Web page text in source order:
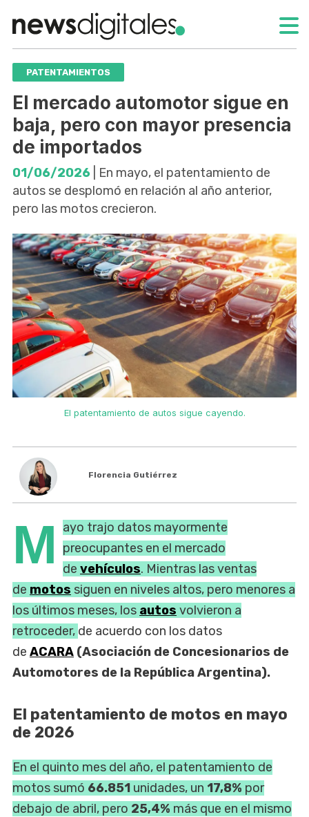
PATENTAMIENTOS
El mercado automotor sigue en
baja, pero con mayor presencia
de importados
01/06/2026 | En mayo, el patentamiento de
autos se desplomó en relación al año anterior,
pero las motos crecieron.
El patentamiento de autos sigue cayendo.
Florencia Gutiérrez
M
ayo trajo datos mayormente
preocupantes en el mercado
de vehículos. Mientras las ventas
de motos siguen en niveles altos, pero menores a
los últimos meses, los autos volvieron a
retroceder, de acuerdo con los datos
de ACARA (Asociación de Concesionarios de
Automotores de la República Argentina).
El patentamiento de motos en mayo
de 2026
En el quinto mes del año, el patentamiento de
motos sumó 66.851 unidades, un 17,8% por
debajo de abril, pero 25,4% más que en el mismo